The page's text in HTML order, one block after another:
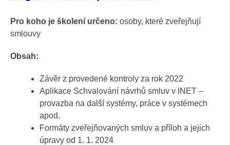
Pro koho je školení určeno: osoby, které zveřejňují
smlouvy
Obsah:
Závěr z provedené kontroly za rok 2022
Aplikace Schvalování návrhů smluv v INET –
provazba na další systémy, práce v systémech
apod.
Formáty zveřejňovaných smluv a příloh a jejich
úpravy od 1. 1. 2024